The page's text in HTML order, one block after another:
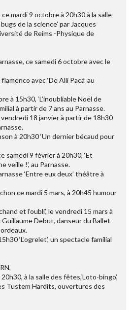
mardi 9 octobre à 20h30 à la salle
de la science’ par Jacques
de Reims -Physique de
ce samedi 6 octobre avec le
avec ‘De Alli Pacá’ au
à 15h30, ‘L’inoubliable Noël de
à partir de 7 ans au Parnasse.
18 janvier à partir de 18h30
à 20h30 ‘Un dernier bécaud pour
samedi 9 février à 20h30, ‘Et
veille !’, au Parnasse.
‘Entre eux deux’ théâtre à
ce mardi 5 mars, à 20h45 humour
et l’oubli’, le vendredi 15 mars à
Guillaume Debut, danseur du Ballet
‘L’ogrelet’, un spectacle familial
à la salle des fêtes,‘Loto-bingo’,
Tustem Hardits, ouvertures des